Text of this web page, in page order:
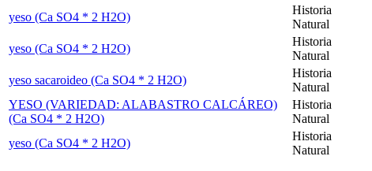
yeso (Ca SO4 * 2 H2O)
Historia
Natural
yeso (Ca SO4 * 2 H2O)
Historia
Natural
yeso sacaroideo (Ca SO4 * 2 H2O)
Historia
Natural
YESO (VARIEDAD: ALABASTRO CALCÁREO)
(Ca SO4 * 2 H2O)
Historia
Natural
yeso (Ca SO4 * 2 H2O)
Historia
Natural